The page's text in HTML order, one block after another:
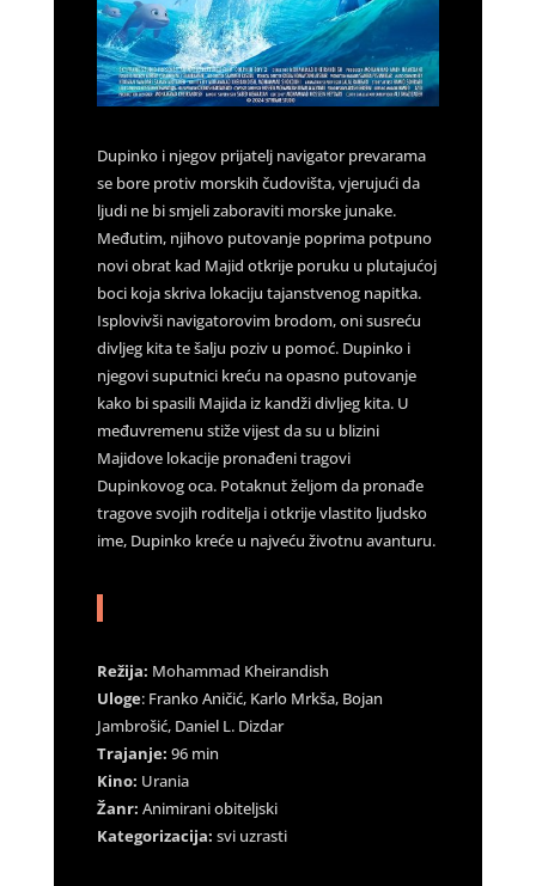
Dupinko i njegov prijatelj navigator prevarama
se bore protiv morskih čudovišta, vjerujući da
ljudi ne bi smjeli zaboraviti morske junake.
Međutim, njihovo putovanje poprima potpuno
novi obrat kad Majid otkrije poruku u plutajućoj
boci koja skriva lokaciju tajanstvenog napitka.
Isplovivši navigatorovim brodom, oni susreću
divljeg kita te šalju poziv u pomoć. Dupinko i
njegovi suputnici kreću na opasno putovanje
kako bi spasili Majida iz kandži divljeg kita. U
međuvremenu stiže vijest da su u blizini
Majidove lokacije pronađeni tragovi
Dupinkovog oca. Potaknut željom da pronađe
tragove svojih roditelja i otkrije vlastito ljudsko
ime, Dupinko kreće u najveću životnu avanturu.
Režija: Mohammad Kheirandish
Uloge: Franko Aničić, Karlo Mrkša, Bojan
Jambrošić, Daniel L. Dizdar
Trajanje: 96 min
Kino: Urania
Žanr: Animirani obiteljski
Kategorizacija: svi uzrasti